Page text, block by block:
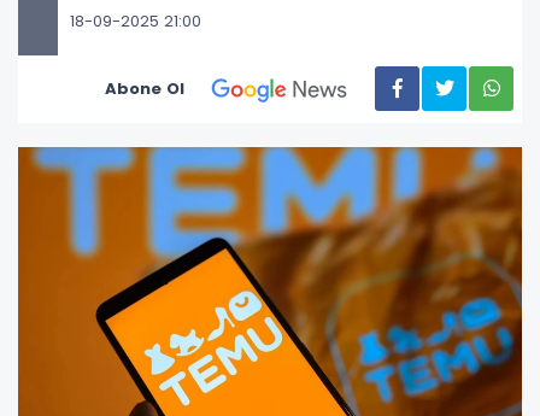
18-09-2025 21:00
Abone Ol